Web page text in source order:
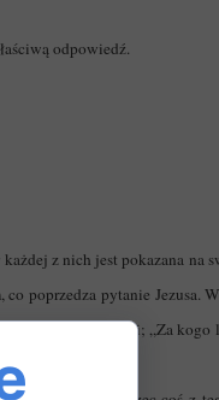
odpowiedź.
każdej z nich jest pokazana na
poprzedza pytanie Jezusa.
w oczach ludzi; „Za kogo